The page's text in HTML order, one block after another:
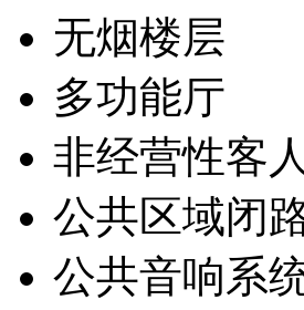
无烟楼层
多功能厅
非经营性客
公共区域闭
公共音响系